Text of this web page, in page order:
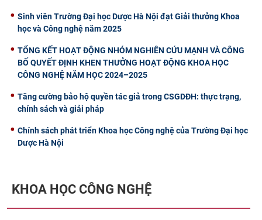
Sinh viên Trường Đại học Dược Hà Nội đạt Giải thưởng Khoa
học và Công nghệ năm 2025
TỔNG KẾT HOẠT ĐỘNG NHÓM NGHIÊN CỨU MẠNH VÀ CÔNG
BỐ QUYẾT ĐỊNH KHEN THƯỞNG HOẠT ĐỘNG KHOA HỌC
CÔNG NGHỆ NĂM HỌC 2024–2025
Tăng cường bảo hộ quyền tác giả trong CSGDĐH: thực trạng,
chính sách và giải pháp
Chính sách phát triển Khoa học Công nghệ của Trường Đại học
Dược Hà Nội
KHOA HỌC CÔNG NGHỆ